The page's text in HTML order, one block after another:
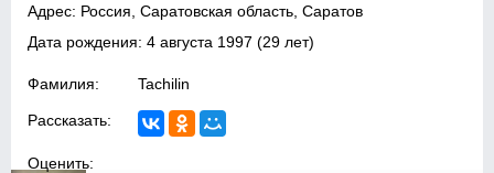
Адрес: Россия, Саратовская область, Саратов
Дата рождения:4 августа 1997 (29 лет)
Фамилия: Tachilin
Рассказать:
Оценить: